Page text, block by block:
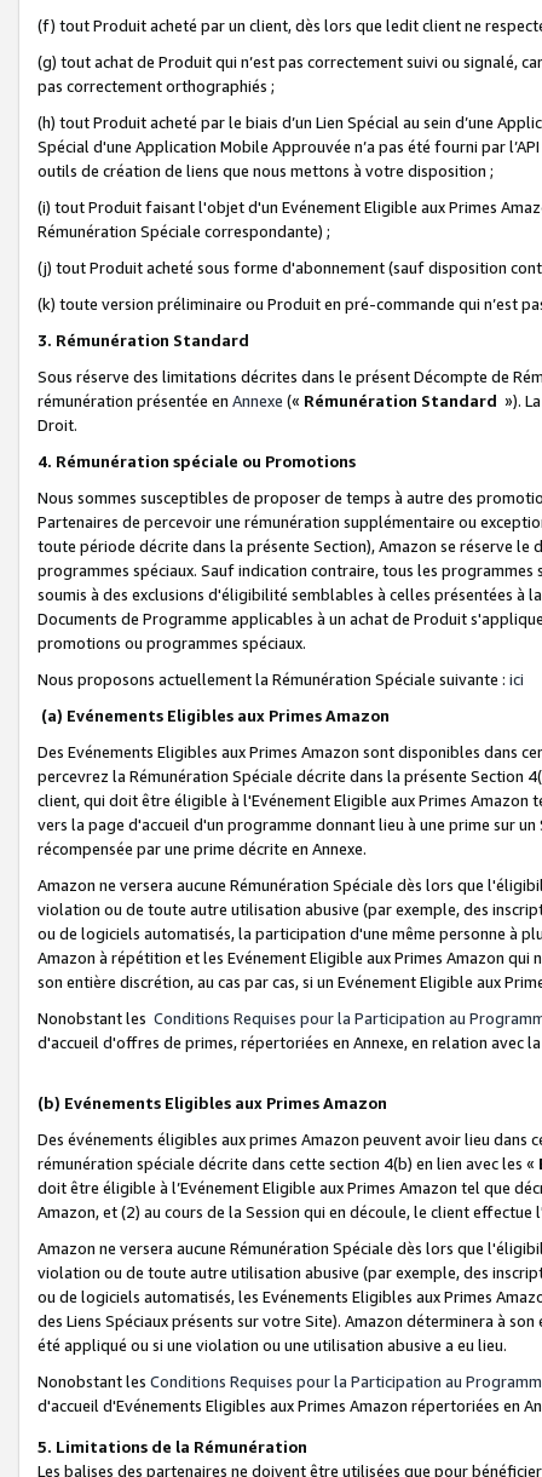
(f) tout Produit acheté par un client, dès lors que ledit client ne
(g) tout achat de Produit qui n’est pas correctement suivi ou signalé,
pas correctement orthographiés ;
(h) tout Produit acheté par le biais d’un Lien Spécial au sein d’une
Spécial d'une Application Mobile Approuvée n’a pas été fourni par
outils de création de liens que nous mettons à votre disposition ;
(i) tout Produit faisant l'objet d'un Evénement Eligible aux Primes
Rémunération Spéciale correspondante) ;
(j) tout Produit acheté sous forme d'abonnement (sauf disposition
(k) toute version préliminaire ou Produit en pré-commande qui n’est
3. Rémunération Standard
Sous réserve des limitations décrites dans le présent Décompte de
rémunération présentée en Annexe (« Rémunération Standard »).
Droit.
4. Rémunération spéciale ou Promotions
Nous sommes susceptibles de proposer de temps à autre des
Partenaires de percevoir une rémunération supplémentaire ou
toute période décrite dans la présente Section), Amazon se réserve
programmes spéciaux. Sauf indication contraire, tous les
soumis à des exclusions d'éligibilité semblables à celles présentées à
Documents de Programme applicables à un achat de Produit
promotions ou programmes spéciaux.
Nous proposons actuellement la Rémunération Spéciale suivante : ici
(a) Evénements Eligibles aux Primes Amazon
Des Evénements Eligibles aux Primes Amazon sont disponibles dans
percevrez la Rémunération Spéciale décrite dans la présente Section
client, qui doit être éligible à l'Evénement Eligible aux Primes Amazon
vers la page d'accueil d'un programme donnant lieu à une prime sur
récompensée par une prime décrite en Annexe.
Amazon ne versera aucune Rémunération Spéciale dès lors que
violation ou de toute autre utilisation abusive (par exemple, des
ou de logiciels automatisés, la participation d'une même personne à
Amazon à répétition et les Evénement Eligible aux Primes Amazon qui
son entière discrétion, au cas par cas, si un Evénement Eligible aux
Nonobstant les Conditions Requises pour la Participation au
d'accueil d'offres de primes, répertoriées en Annexe, en relation avec
(b) Evénements Eligibles aux Primes Amazon
Des événements éligibles aux primes Amazon peuvent avoir lieu dans
rémunération spéciale décrite dans cette section 4(b) en lien avec les «
doit être éligible à l’Evénement Eligible aux Primes Amazon tel que
Amazon, et (2) au cours de la Session qui en découle, le client
Amazon ne versera aucune Rémunération Spéciale dès lors que
violation ou de toute autre utilisation abusive (par exemple, des
ou de logiciels automatisés, les Evénements Eligibles aux Primes
des Liens Spéciaux présents sur votre Site). Amazon déterminera à
été appliqué ou si une violation ou une utilisation abusive a eu lieu.
Nonobstant les Conditions Requises pour la Participation au
d'accueil d'Evénements Eligibles aux Primes Amazon répertoriées en
5. Limitations de la Rémunération
Les balises des partenaires ne doivent être utilisées que pour